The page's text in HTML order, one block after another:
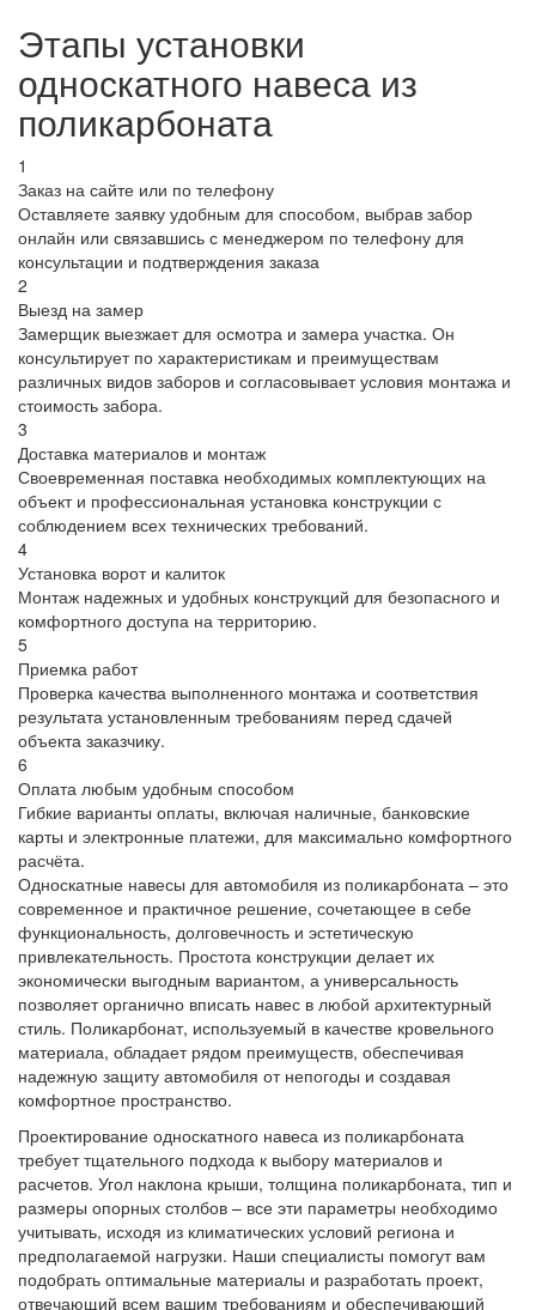
Этапы установки
односкатного навеса из
поликарбоната
1
Заказ на сайте или по телефону
Оставляете заявку удобным для способом, выбрав забор
онлайн или связавшись с менеджером по телефону для
консультации и подтверждения заказа
2
Выезд на замер
Замерщик выезжает для осмотра и замера участка. Он
консультирует по характеристикам и преимуществам
различных видов заборов и согласовывает условия монтажа и
стоимость забора.
3
Доставка материалов и монтаж
Своевременная поставка необходимых комплектующих на
объект и профессиональная установка конструкции с
соблюдением всех технических требований.
4
Установка ворот и калиток
Монтаж надежных и удобных конструкций для безопасного и
комфортного доступа на территорию.
5
Приемка работ
Проверка качества выполненного монтажа и соответствия
результата установленным требованиям перед сдачей
объекта заказчику.
6
Оплата любым удобным способом
Гибкие варианты оплаты, включая наличные, банковские
карты и электронные платежи, для максимально комфортного
расчёта.
Односкатные навесы для автомобиля из поликарбоната – это
современное и практичное решение, сочетающее в себе
функциональность, долговечность и эстетическую
привлекательность. Простота конструкции делает их
экономически выгодным вариантом, а универсальность
позволяет органично вписать навес в любой архитектурный
стиль. Поликарбонат, используемый в качестве кровельного
материала, обладает рядом преимуществ, обеспечивая
надежную защиту автомобиля от непогоды и создавая
комфортное пространство.
Проектирование односкатного навеса из поликарбоната
требует тщательного подхода к выбору материалов и
расчетов. Угол наклона крыши, толщина поликарбоната, тип и
размеры опорных столбов – все эти параметры необходимо
учитывать, исходя из климатических условий региона и
предполагаемой нагрузки. Наши специалисты помогут вам
подобрать оптимальные материалы и разработать проект,
отвечающий всем вашим требованиям и обеспечивающий